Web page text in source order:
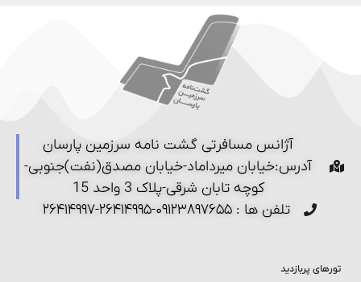
آژانس مسافرتی گشت نامه سرزمین پارسان
آدرس:خیابان میرداماد-خیابان مصدق(نفت)جنوبی-
کوچه تابان شرقی-پلاک 3 واحد 15
تلفن ها : ۰۹۱۲۳۸۹۷۶۵۵-۲۶۴۱۴۹۹۵-۲۶۴۱۴۹۹۷
تورهای پربازدید